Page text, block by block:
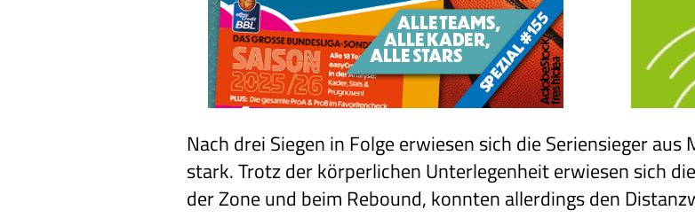
Nach drei Siegen in Folge erwiesen sich die Seriensieger
stark. Trotz der körperlichen Unterlegenheit erwiesen sich
der Zone und beim Rebound, konnten allerdings den